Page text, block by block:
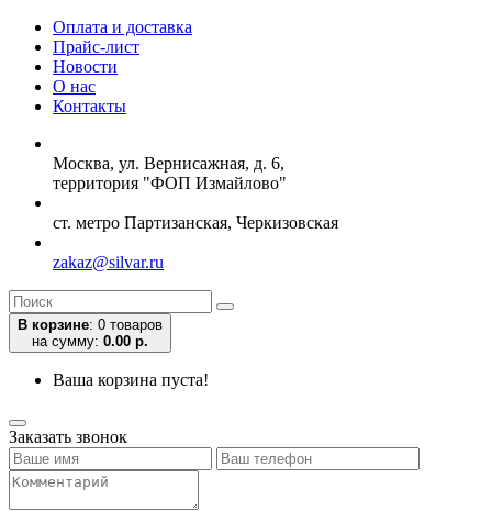
Оплата и доставка
Прайс-лист
Новости
О нас
Контакты
Москва, ул. Вернисажная, д. 6,
территория "ФОП Измайлово"
ст. метро Партизанская, Черкизовская
zakaz@silvar.ru
В корзине: 0 товаров
на сумму: 0.00 р.
Ваша корзина пуста!
Заказать звонок